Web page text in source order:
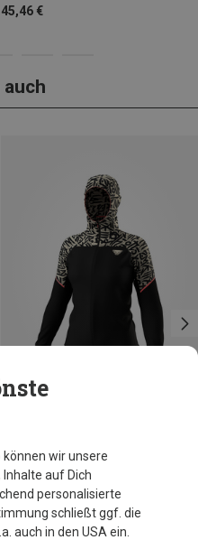
45,46 €
können wir unsere
auf Dich
personalisierte
schließt ggf. die
auch in den USA ein.